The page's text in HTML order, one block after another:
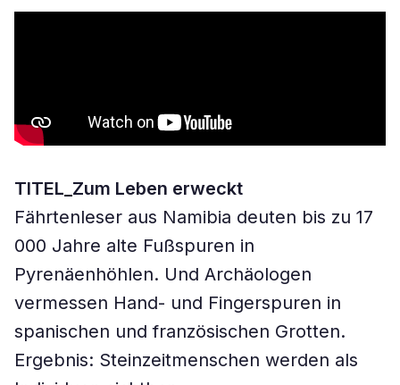
TITEL_Zum Leben erweckt
Fährtenleser aus Namibia deuten bis zu 17
000 Jahre alte Fußspuren in
Pyrenäenhöhlen. Und Archäologen
vermessen Hand- und Fingerspuren in
spanischen und französischen Grotten.
Ergebnis: Steinzeitmenschen werden als